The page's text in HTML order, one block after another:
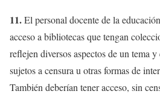
11.El personal docente de la
acceso a bibliotecas que tengan
reflejen diversos aspectos de un tema
sujetos a censura u otras formas de
También deberían tener acceso, sin